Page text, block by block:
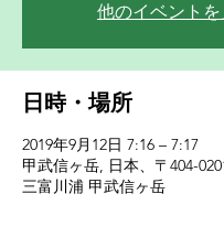
他のイベントを
日時・場所
2019年9月12日 7:16 – 7:17
甲武信ヶ岳, 日本、〒404-
三富川浦 甲武信ヶ岳